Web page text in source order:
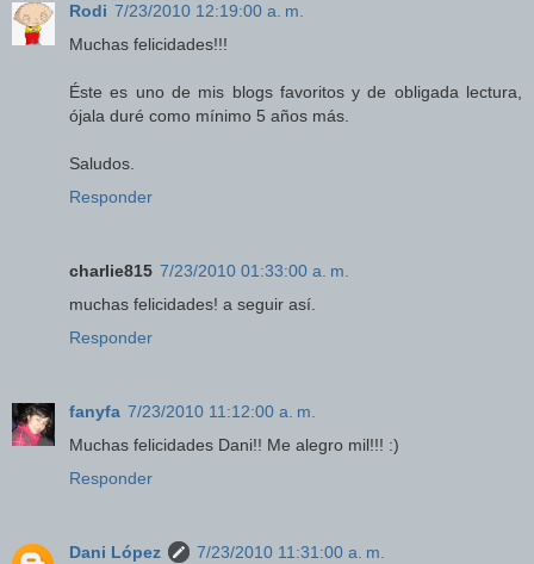
Rodi 7/23/2010 12:19:00 a. m.
Muchas felicidades!!!
Éste es uno de mis blogs favoritos y de obligada lectura,
ójala duré como mínimo 5 años más.
Saludos.
Responder
charlie815 7/23/2010 01:33:00 a. m.
muchas felicidades! a seguir así.
Responder
fanyfa 7/23/2010 11:12:00 a. m.
Muchas felicidades Dani!! Me alegro mil!!! :)
Responder
Dani López
7/23/2010 11:31:00 a. m.